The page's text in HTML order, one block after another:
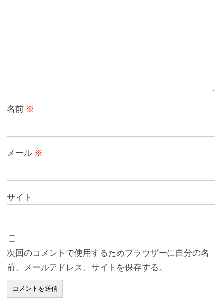
名前 ※
メール ※
サイト
次回のコメントで使用するためブラウザーに自分の名
前、メールアドレス、サイトを保存する。